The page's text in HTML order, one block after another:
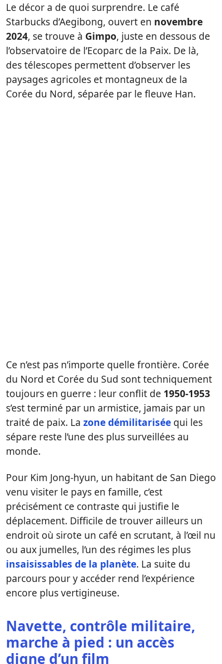
Le décor a de quoi surprendre. Le café
Starbucks d’Aegibong, ouvert en novembre
2024, se trouve à Gimpo, juste en dessous de
l’observatoire de l’Ecoparc de la Paix. De là,
des télescopes permettent d’observer les
paysages agricoles et montagneux de la
Corée du Nord, séparée par le fleuve Han.
Ce n’est pas n’importe quelle frontière. Corée
du Nord et Corée du Sud sont techniquement
toujours en guerre : leur conflit de 1950-1953
s’est terminé par un armistice, jamais par un
traité de paix. La zone démilitarisée qui les
sépare reste l’une des plus surveillées au
monde.
Pour Kim Jong-hyun, un habitant de San Diego
venu visiter le pays en famille, c’est
précisément ce contraste qui justifie le
déplacement. Difficile de trouver ailleurs un
endroit où sirote un café en scrutant, à l’œil nu
ou aux jumelles, l’un des régimes les plus
insaisissables de la planète. La suite du
parcours pour y accéder rend l’expérience
encore plus vertigineuse.
Navette, contrôle militaire,
marche à pied : un accès
digne d’un film